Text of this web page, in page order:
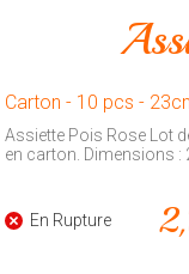
Carton - 10 pcs -
Assiette Pois Rose Lot
en carton. Dimensions :
En Rupture